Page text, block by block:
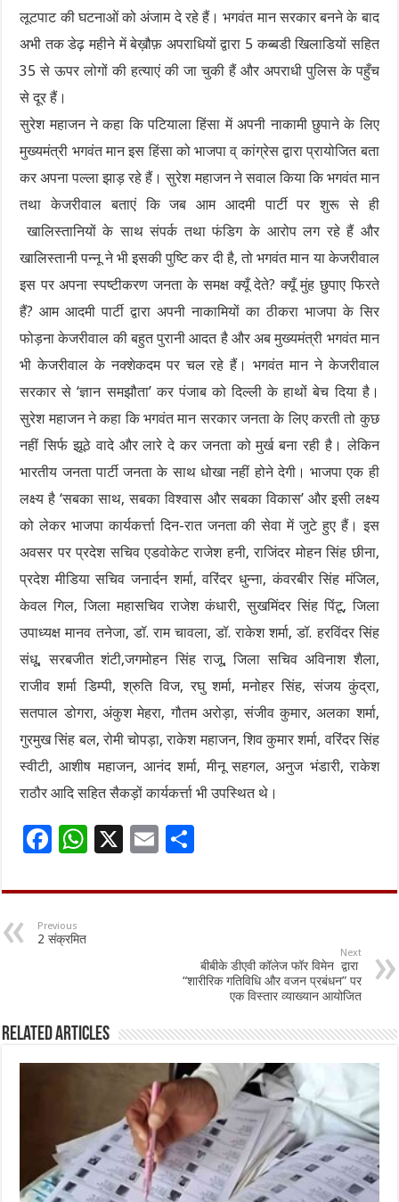
लूटपाट की घटनाओं को अंजाम दे रहे हैं। भगवंत मान सरकार बनने के बाद
अभी तक डेढ़ महीने में बेख़ौफ़ अपराधियों द्वारा 5 कब्बडी खिलाडियों सहित
35 से ऊपर लोगों की हत्याएं की जा चुकी हैं और अपराधी पुलिस के पहुँच
से दूर हैं।
सुरेश महाजन ने कहा कि पटियाला हिंसा में अपनी नाकामी छुपाने के लिए
मुख्यमंत्री भगवंत मान इस हिंसा को भाजपा व् कांग्रेस द्वारा प्रायोजित बता
कर अपना पल्ला झाड़ रहे हैं। सुरेश महाजन ने सवाल किया कि भगवंत मान
तथा केजरीवाल बताएं कि जब आम आदमी पार्टी पर शुरू से ही
खालिस्तानियों के साथ संपर्क तथा फंडिग के आरोप लग रहे हैं और
खालिस्तानी पन्नू ने भी इसकी पुष्टि कर दी है, तो भगवंत मान या केजरीवाल
इस पर अपना स्पष्टीकरण जनता के समक्ष क्यूँ देते? क्यूँ मुंह छुपाए फिरते
हैं? आम आदमी पार्टी द्वारा अपनी नाकामियों का ठीकरा भाजपा के सिर
फोड़ना केजरीवाल की बहुत पुरानी आदत है और अब मुख्यमंत्री भगवंत मान
भी केजरीवाल के नक्शेकदम पर चल रहे हैं। भगवंत मान ने केजरीवाल
सरकार से ‘ज्ञान समझौता’ कर पंजाब को दिल्ली के हाथों बेच दिया है।
सुरेश महाजन ने कहा कि भगवंत मान सरकार जनता के लिए करती तो कुछ
नहीं सिर्फ झूठे वादे और लारे दे कर जनता को मुर्ख बना रही है। लेकिन
भारतीय जनता पार्टी जनता के साथ धोखा नहीं होने देगी। भाजपा एक ही
लक्ष्य है ‘सबका साथ, सबका विश्वास और सबका विकास’ और इसी लक्ष्य
को लेकर भाजपा कार्यकर्त्ता दिन-रात जनता की सेवा में जुटे हुए हैं। इस
अवसर पर प्रदेश सचिव एडवोकेट राजेश हनी, राजिंदर मोहन सिंह छीना,
प्रदेश मीडिया सचिव जनार्दन शर्मा, वरिंदर धुन्ना, कंवरबीर सिंह मंजिल,
केवल गिल, जिला महासचिव राजेश कंधारी, सुखमिंदर सिंह पिंटू, जिला
उपाध्यक्ष मानव तनेजा, डॉ. राम चावला, डॉ. राकेश शर्मा, डॉ. हरविंदर सिंह
संधू, सरबजीत शंटी,जगमोहन सिंह राजू, जिला सचिव अविनाश शैला,
राजीव शर्मा डिम्पी, श्रुति विज, रघु शर्मा, मनोहर सिंह, संजय कुंद्रा,
सतपाल डोगरा, अंकुश मेहरा, गौतम अरोड़ा, संजीव कुमार, अलका शर्मा,
गुरमुख सिंह बल, रोमी चोपड़ा, राकेश महाजन, शिव कुमार शर्मा, वरिंदर सिंह
स्वीटी, आशीष महाजन, आनंद शर्मा, मीनू सहगल, अनुज भंडारी, राकेश
राठौर आदि सहित सैकड़ों कार्यकर्त्ता भी उपस्थित थे।
F
e
b
o
W
at
X
E
ai ar
Previous
2 संक्रमित
Next
बीबीके डीएवी कॉलेज फॉर विमेन द्वारा
“शारीरिक गतिविधि और वजन प्रबंधन” पर
एक विस्तार व्याख्यान आयोजित
Related Articles